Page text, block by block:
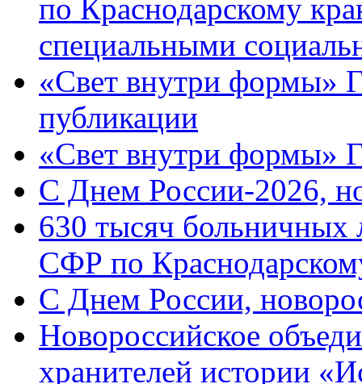
по Краснодарскому
специальными
«Свет внутри формы»
публикации
«Свет внутри формы»
C Днем России-2026,
630 тысяч больничных
СФР по
C Днем России,
Новороссийское
хранителей истории